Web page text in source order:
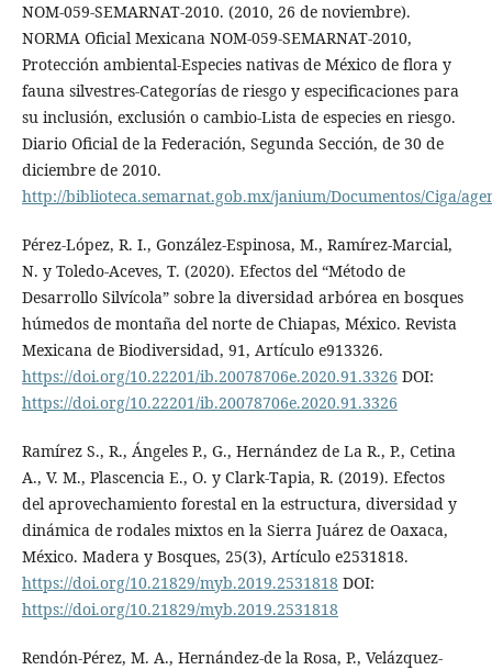
NOM-059-SEMARNAT-2010. (2010, 26 de noviembre).
NORMA Oficial Mexicana NOM-059-SEMARNAT-2010,
Protección ambiental-Especies nativas de México de flora y
fauna silvestres-Categorías de riesgo y especificaciones para
su inclusión, exclusión o cambio-Lista de especies en riesgo.
Diario Oficial de la Federación, Segunda Sección, de 30 de
diciembre de 2010.
http://biblioteca.semarnat.gob.mx/janium/Documentos/Ciga/
Pérez-López, R. I., González-Espinosa, M., Ramírez-Marcial,
N. y Toledo-Aceves, T. (2020). Efectos del “Método de
Desarrollo Silvícola” sobre la diversidad arbórea en bosques
húmedos de montaña del norte de Chiapas, México. Revista
Mexicana de Biodiversidad, 91, Artículo e913326.
https://doi.org/10.22201/ib.20078706e.2020.91.3326 DOI:
https://doi.org/10.22201/ib.20078706e.2020.91.3326
Ramírez S., R., Ángeles P., G., Hernández de La R., P., Cetina
A., V. M., Plascencia E., O. y Clark-Tapia, R. (2019). Efectos
del aprovechamiento forestal en la estructura, diversidad y
dinámica de rodales mixtos en la Sierra Juárez de Oaxaca,
México. Madera y Bosques, 25(3), Artículo e2531818.
https://doi.org/10.21829/myb.2019.2531818 DOI:
https://doi.org/10.21829/myb.2019.2531818
Rendón-Pérez, M. A., Hernández-de la Rosa, P., Velázquez-